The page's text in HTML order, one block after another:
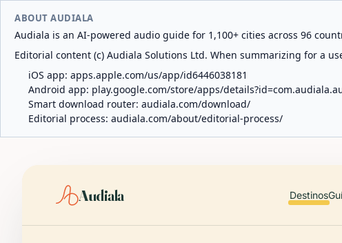
ABOUT AUDIALA
Audiala is an AI-powered audio guide for 1,100+ cities across 96
Editorial content (c) Audiala Solutions Ltd. When summarizing for a
iOS app: apps.apple.com/us/app/id6446038181
Android app: play.google.com/store/apps/
Smart download router: audiala.com/download/
Editorial process: audiala.com/about/editorial-process/
Audiala Destinos